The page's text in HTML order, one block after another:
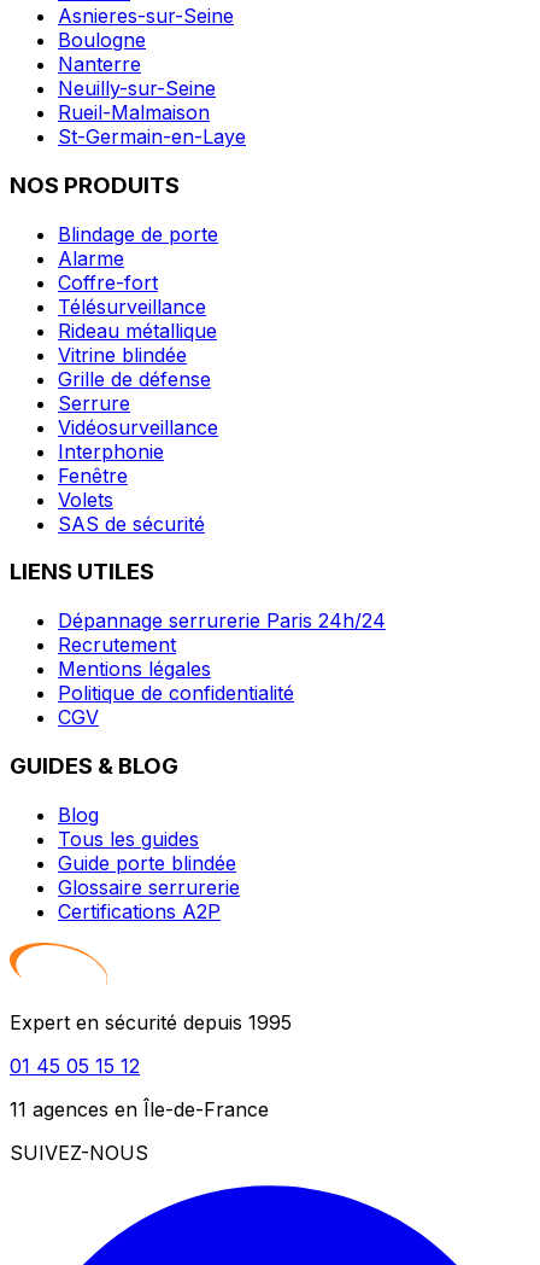
Asnieres-sur-Seine
Boulogne
Nanterre
Neuilly-sur-Seine
Rueil-Malmaison
St-Germain-en-Laye
NOS PRODUITS
Blindage de porte
Alarme
Coffre-fort
Télésurveillance
Rideau métallique
Vitrine blindée
Grille de défense
Serrure
Vidéosurveillance
Interphonie
Fenêtre
Volets
SAS de sécurité
LIENS UTILES
Dépannage serrurerie Paris 24h/24
Recrutement
Mentions légales
Politique de confidentialité
CGV
GUIDES & BLOG
Blog
Tous les guides
Guide porte blindée
Glossaire serrurerie
Certifications A2P
Expert en sécurité depuis 1995
01 45 05 15 12
11 agences en Île-de-France
SUIVEZ-NOUS